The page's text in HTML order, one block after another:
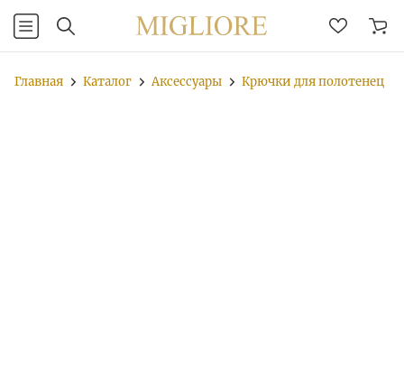
Главная Каталог Аксессуары Крючки для полотенец